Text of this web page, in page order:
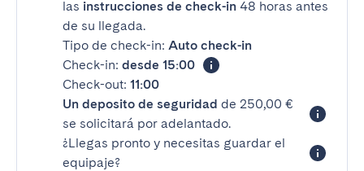
las instrucciones de check-in 48 horas antes
de su llegada.
Tipo de check-in: Auto check-in
Check-in: desde 15:00
Check-out: 11:00
Un deposito de seguridad de 250,00 €
se solicitará por adelantado.
¿Llegas pronto y necesitas guardar el
equipaje?